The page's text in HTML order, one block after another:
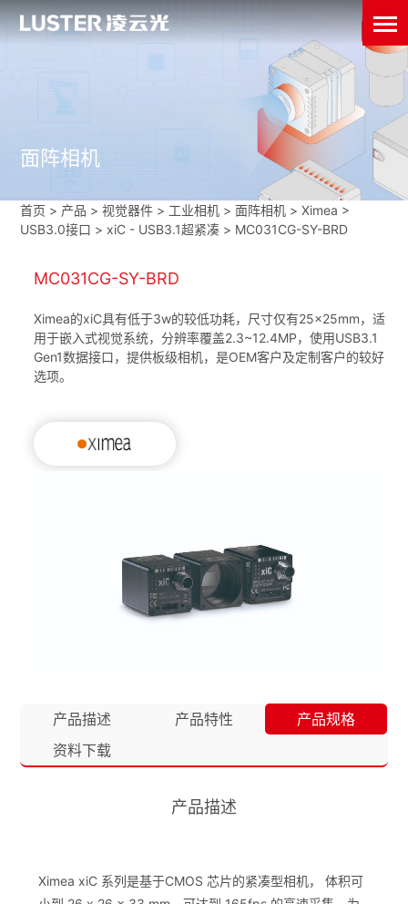
面阵相机
首页 > 产品 > 视觉器件 > 工业相机 >面阵相机 >Ximea >
USB3.0接口 > xiC - USB3.1超紧凑 > MC031CG-SY-BRD
MC031CG-SY-BRD
Ximea的xiC具有低于3w的较低功耗，尺寸仅有25×25mm，适
用于嵌入式视觉系统，分辨率覆盖2.3~12.4MP，使用USB3.1
Gen1数据接口，提供板级相机，是OEM客户及定制客户的较好
选项。
产品描述 产品特性
产品规格
资料下载
产品描述
Ximea xiC 系列是基于CMOS 芯片的紧凑型相机， 体积可